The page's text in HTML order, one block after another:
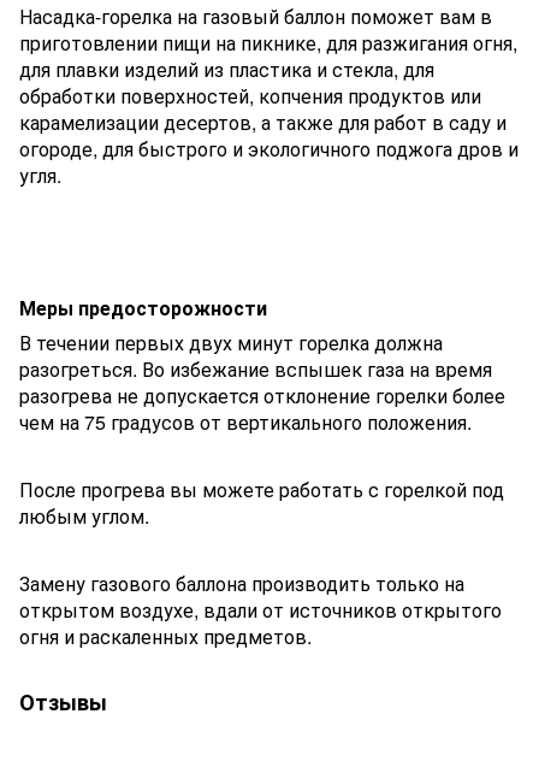
Насадка-горелка на газовый баллон поможет вам в
приготовлении пищи на пикнике, для разжигания огня,
для плавки изделий из пластика и стекла, для
обработки поверхностей, копчения продуктов или
карамелизации десертов, а также для работ в саду и
огороде, для быстрого и экологичного поджога дров и
угля.
Меры предосторожности
В течении первых двух минут горелка должна
разогреться. Во избежание вспышек газа на время
разогрева не допускается отклонение горелки более
чем на 75 градусов от вертикального положения.
После прогрева вы можете работать с горелкой под
любым углом.
Замену газового баллона производить только на
открытом воздухе, вдали от источников открытого
огня и раскаленных предметов.
Отзывы